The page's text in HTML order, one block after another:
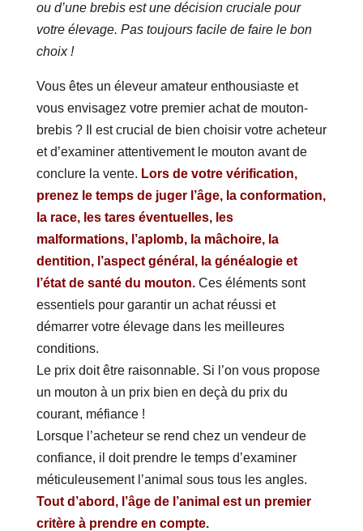
ou d’une brebis est une décision cruciale pour
votre élevage. Pas toujours facile de faire le bon
choix !
Vous êtes un éleveur amateur enthousiaste et
vous envisagez votre premier achat de mouton-
brebis ? Il est crucial de bien choisir votre acheteur
et d’examiner attentivement le mouton avant de
conclure la vente. Lors de votre vérification,
prenez le temps de juger l’âge, la conformation,
la race, les tares éventuelles, les
malformations, l’aplomb, la mâchoire, la
dentition, l’aspect général, la généalogie et
l’état de santé du mouton.Ces éléments sont
essentiels pour garantir un achat réussi et
démarrer votre élevage dans les meilleures
conditions.
Le prix doit être raisonnable. Si l’on vous propose
un mouton à un prix bien en deçà du prix du
courant, méfiance !
Lorsque l’acheteur se rend chez un vendeur de
confiance, il doit prendre le temps d’examiner
méticuleusement l’animal sous tous les angles.
Tout d’abord, l’âge de l’animal est un premier
critère à prendre en compte.